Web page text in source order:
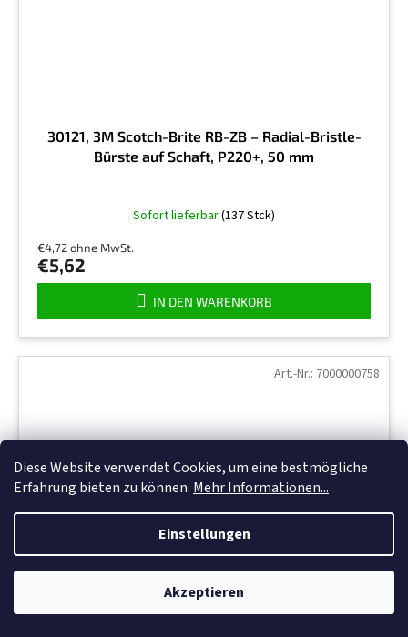
Diese Website verwendet Cookies, um eine bestmögliche
Erfahrung bieten zu können. Mehr Informationen...
Einstellungen
Akzeptieren
30121, 3M Scotch-Brite RB-ZB – Radial-Bristle-
Bürste auf Schaft, P220+, 50 mm
Sofort lieferbar(137 Stck)
€4,72 ohne MwSt.
€5,62
IN DEN WARENKORB
Art.-Nr.: 7000000758